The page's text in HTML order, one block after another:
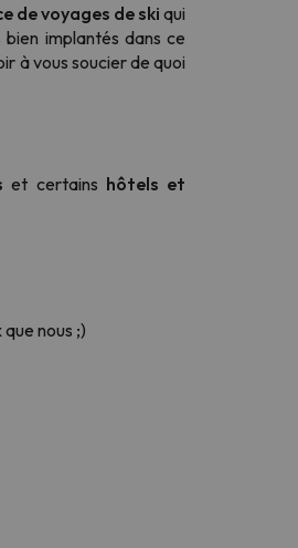
de voyages de ski qui
implantés dans ce
à vous soucier de quoi
et certains hôtels et
nous ;)